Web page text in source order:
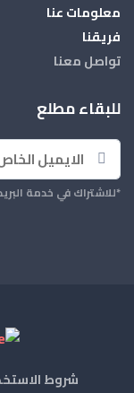
معلومات عنا
فريقنا
تواصل معنا
للبقاء مطلع
*للاشتراك في خدمة
شروط